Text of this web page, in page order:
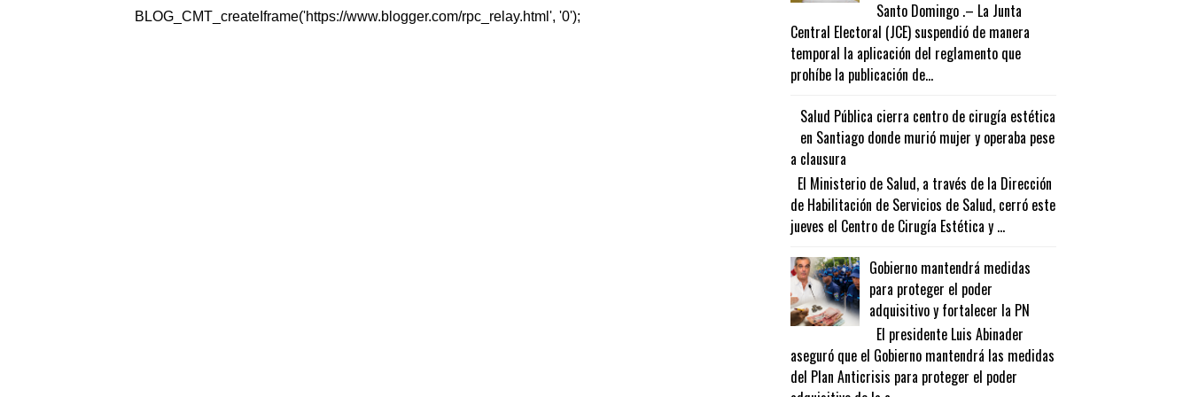
BLOG_CMT_createIframe('https://www.blogger.com/rpc_relay.html', '0');
Santo Domingo .– La Junta
Central Electoral (JCE) suspendió de manera
temporal la aplicación del reglamento que
prohíbe la publicación de...
Salud Pública cierra centro de cirugía estética
en Santiago donde murió mujer y operaba pese
a clausura
El Ministerio de Salud, a través de la Dirección
de Habilitación de Servicios de Salud, cerró este
jueves el Centro de Cirugía Estética y ...
Gobierno mantendrá medidas
para proteger el poder
adquisitivo y fortalecer la PN
El presidente Luis Abinader
aseguró que el Gobierno mantendrá las medidas
del Plan Anticrisis para proteger el poder